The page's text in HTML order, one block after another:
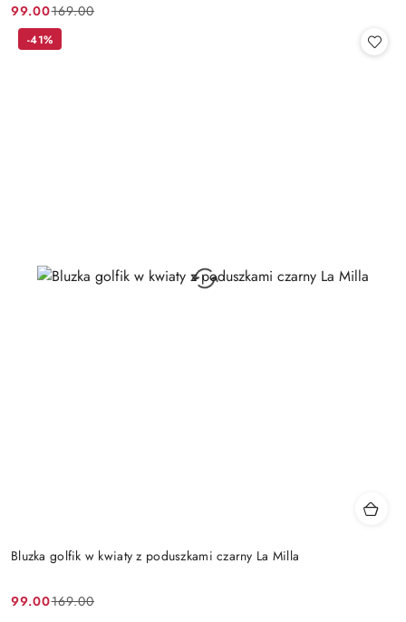
Cena
promocyjna:
99.00
Cena
przed
169.00
Bluzka golfik w kwiaty z poduszkami czarny La Milla
Cena
99.00
Cena
169.00
-41%